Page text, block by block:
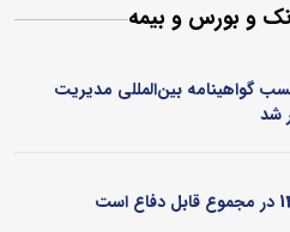
و بورس و بیمه
گواهینامه بین‌المللی مدیریت
شد